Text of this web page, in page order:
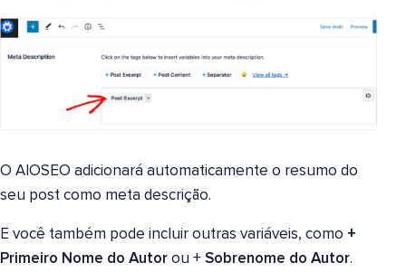
O AIOSEO adicionará automaticamente o resumo do
seu post como meta descrição.
E você também pode incluir outras variáveis, como +
Primeiro Nome do Autor ou + Sobrenome do Autor.